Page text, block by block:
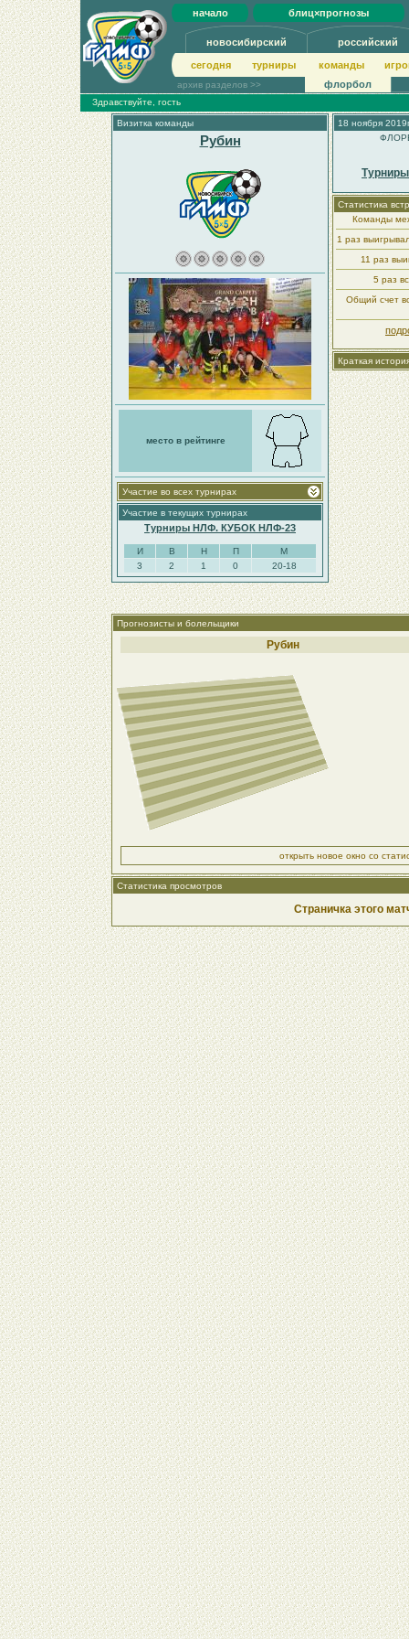
начало блиц×прогнозы
новосибирский российский
сегодня турниры команды
архив разделов >> флорбол
Здравствуйте, гость
Визитка команды
Рубин
место в рейтинге
Участие во всех турнирах
Участие в текущих турнирах
Турниры НЛФ. КУБОК НЛФ-23
И В Н П
М
3
2 1 0 20-18
18 ноября
Статистика
Команды
1 раз
11 раз
5 раз
Общий счет
Краткая
Прогнозисты и болельщики
Рубин
открыть новое окно со
Статистика просмотров
Страничка этого